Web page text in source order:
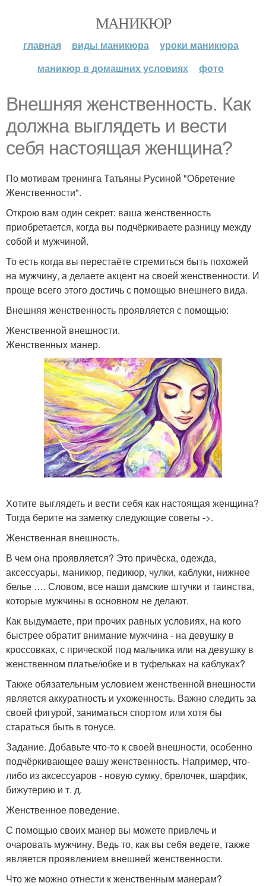
МАНИКЮР
главная виды маникюра
уроки маникюра
маникюр в домашних условиях
фото
Внешняя женственность. Как
должна выглядеть и вести
себя настоящая женщина?
По мотивам тренинга Татьяны Русиной "Обретение
Женственности".
Открою вам один секрет: ваша женственность
приобретается, когда вы подчёркиваете разницу между
собой и мужчиной.
То есть когда вы перестаёте стремиться быть похожей
на мужчину, а делаете акцент на своей женственности. И
проще всего этого достичь с помощью внешнего вида.
Внешняя женственность проявляется с помощью:
Женственной внешности.
Женственных манер.
Хотите выглядеть и вести себя как настоящая женщина?
Тогда берите на заметку следующие советы ->.
Женственная внешность.
В чем она проявляется? Это причёска, одежда,
аксессуары, маникюр, педикюр, чулки, каблуки, нижнее
белье …. Словом, все наши дамские штучки и таинства,
которые мужчины в основном не делают.
Как выдумаете, при прочих равных условиях, на кого
быстрее обратит внимание мужчина - на девушку в
кроссовках, с прической под мальчика или на девушку в
женственном платье/юбке и в туфельках на каблуках?
Также обязательным условием женственной внешности
является аккуратность и ухоженность. Важно следить за
своей фигурой, заниматься спортом или хотя бы
стараться быть в тонусе.
Задание. Добавьте что-то к своей внешности, особенно
подчёркивающее вашу женственность. Например, что-
либо из аксессуаров - новую сумку, брелочек, шарфик,
бижутерию и т. д.
Женственное поведение.
С помощью своих манер вы можете привлечь и
очаровать мужчину. Ведь то, как вы себя ведете, также
является проявлением внешней женственности.
Что же можно отнести к женственным манерам?